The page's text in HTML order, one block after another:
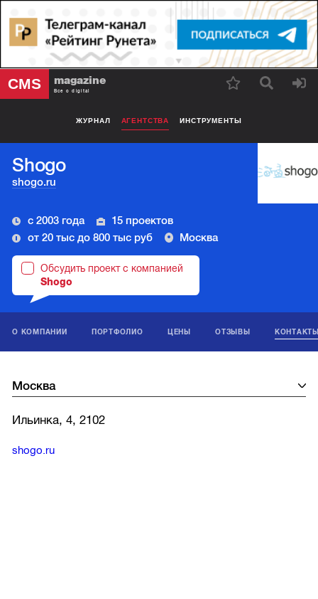
CMS magazine
Все о digital
ЖУРНАЛ АГЕНТСТВА ИНСТРУМЕНТЫ
Shogo
shogo.ru
с 2003 года
15 проектов
от 20 тыс до 800 тыс руб
Москва
Обсудить проект с компанией
Shogo
О КОМПАНИИ ПОРТФОЛИО ЦЕНЫ ОТЗЫВЫ
Ильинка, 4, 2102
shogo.ru